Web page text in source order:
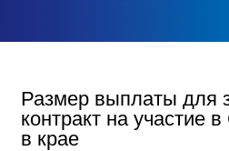
Размер выплаты для
контракт на участие
в крае